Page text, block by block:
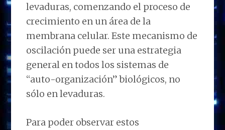
levaduras, comenzando el proceso de
crecimiento en un área de la
membrana celular. Este mecanismo de
oscilación puede ser una estrategia
general en todos los sistemas de
“auto-organización” biológicos, no
sólo en levaduras.
Para poder observar estos